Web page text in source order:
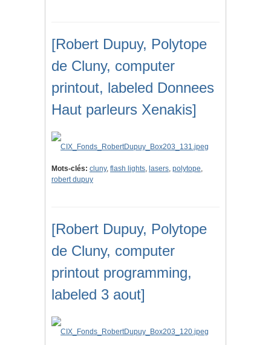
[Robert Dupuy, Polytope
de Cluny, computer
printout, labeled Donnees
Haut parleurs Xenakis]
Mots-clés: cluny, flash lights, lasers, polytope,
robert dupuy
[Robert Dupuy, Polytope
de Cluny, computer
printout programming,
labeled 3 aout]